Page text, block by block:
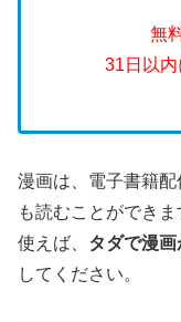
無
31日以内
漫画は、電子書籍
も読むことができ
使えば、 タダで漫画
してください。